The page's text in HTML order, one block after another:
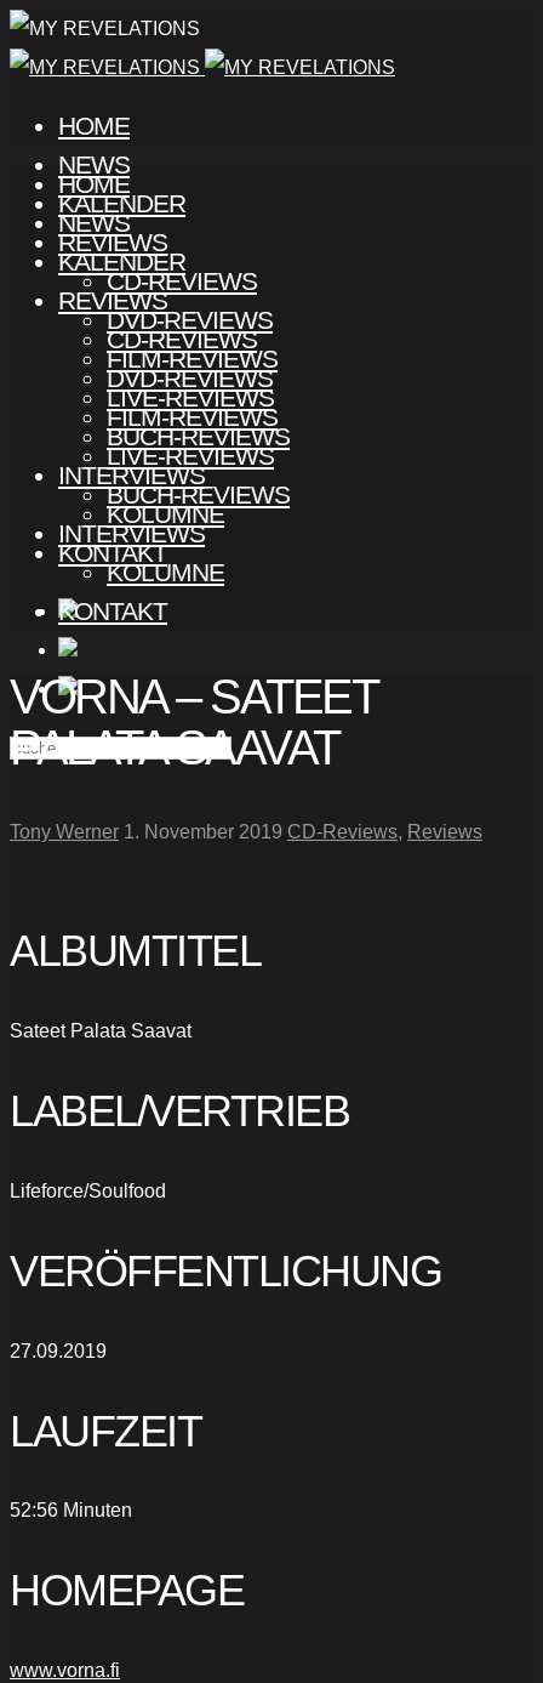
HOME
NEWS
KALENDER
REVIEWS
CD-REVIEWS
DVD-REVIEWS
FILM-REVIEWS
LIVE-REVIEWS
BUCH-REVIEWS
INTERVIEWS
KOLUMNE
KONTAKT
HOME
NEWS
KALENDER
REVIEWS
CD-REVIEWS
DVD-REVIEWS
FILM-REVIEWS
LIVE-REVIEWS
BUCH-REVIEWS
INTERVIEWS
KOLUMNE
KONTAKT
VORNA – SATEET
PALATA SAAVAT
Tony Werner 1. November 2019 CD-Reviews, Reviews
ALBUMTITEL
Sateet Palata Saavat
LABEL/VERTRIEB
Lifeforce/Soulfood
VERÖFFENTLICHUNG
27.09.2019
LAUFZEIT
52:56 Minuten
HOMEPAGE
www.vorna.fi